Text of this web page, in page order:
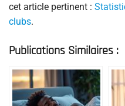
cet article pertinent :
clubs.
Publications Similaires :